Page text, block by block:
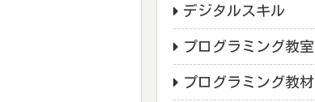
デジタルスキル
プログラミング教室
プログラミング教材